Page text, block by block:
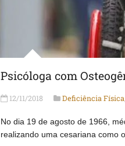
Psicóloga com
12/11/2018 Deficiência Física
No dia 19 de agosto de 1966,
realizando uma cesariana como